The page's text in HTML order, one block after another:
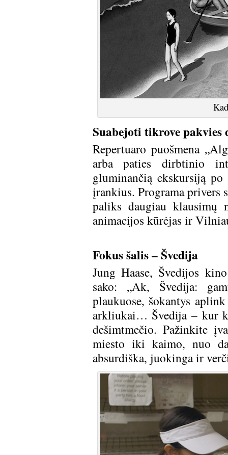
Suabejoti tikrove
Repertuaro puošmena
arba paties dirbtinio
gluminančią ekskursiją
įrankius. Programa privers
paliks daugiau klausimų
animacijos kūrėjas ir
Fokus šalis – Švedija
Jung Haase, Švedijos
sako: „Ak, Švedija:
plaukuose, šokantys
arkliukai… Švedija – kur
dešimtmečio. Pažinkite
miesto iki kaimo, nuo
absurdiška, juokinga ir